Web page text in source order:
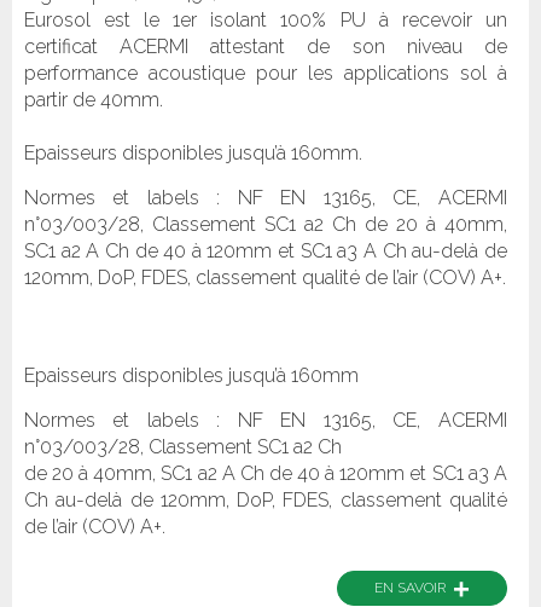
Eurosol est le 1er isolant 100% PU à recevoir un
certificat ACERMI attestant de son niveau de
performance acoustique pour les applications sol à
partir de 40mm.
Epaisseurs disponibles jusqu’à 160mm.
Normes et labels : NF EN 13165, CE, ACERMI
n°03/003/28, Classement SC1 a2 Ch de 20 à 40mm,
SC1 a2 A Ch de 40 à 120mm et SC1 a3 A Ch au-delà de
120mm, DoP, FDES, classement qualité de l’air (COV) A+.
Epaisseurs disponibles jusqu’à 160mm
Normes et labels : NF EN 13165, CE, ACERMI
n°03/003/28, Classement SC1 a2 Ch
de 20 à 40mm, SC1 a2 A Ch de 40 à 120mm et SC1 a3 A
Ch au-delà de 120mm, DoP, FDES, classement qualité
de l’air (COV) A+.
EN SAVOIR +